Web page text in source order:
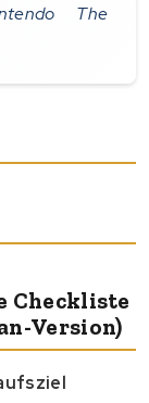
The
Checkliste
Version)